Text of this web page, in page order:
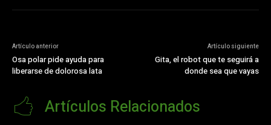
Artículo anterior
Osa polar pide ayuda para
liberarse de dolorosa lata
Artículo siguiente
Gita, el robot que te seguirá a
donde sea que vayas
Artículos Relacionados